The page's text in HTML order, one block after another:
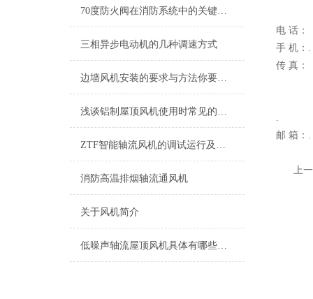
70度防火阀在消防系统中的关键作用？
三相异步电动机的几种调速方式
边墙风机安装的要求与方法你要知道
浅谈铝制屋顶风机使用时常见的问题
ZTF智能轴流风机的调试运行及维护
消防高温排烟轴流通风机
关于风机简介
低噪声轴流屋顶风机具体有哪些特点
电 话：
手 机：.
传 真：
.
邮 箱：.
上